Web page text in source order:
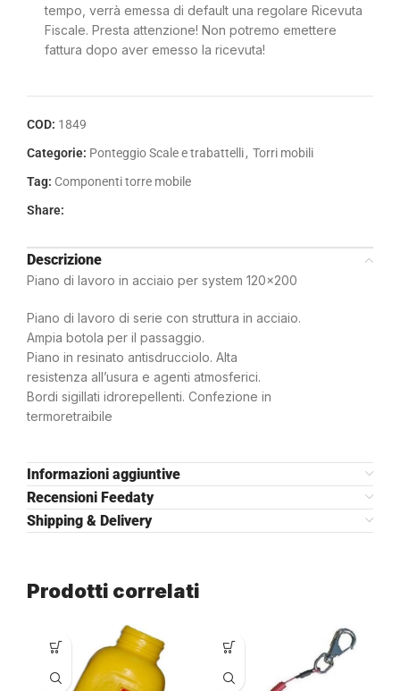
tempo, verrà emessa di default una regolare Ricevuta
Fiscale. Presta attenzione! Non potremo emettere
fattura dopo aver emesso la ricevuta!
COD: 1849
Categorie: Ponteggio Scale e trabattelli, Torri mobili
Tag: Componenti torre mobile
Share:
Descrizione
Piano di lavoro in acciaio per system 120×200
Piano di lavoro di serie con struttura in acciaio.
Ampia botola per il passaggio.
Piano in resinato antisdrucciolo. Alta
resistenza all’usura e agenti atmosferici.
Bordi sigillati idrorepellenti. Confezione in
termoretraibile
Informazioni aggiuntive
Recensioni Feedaty
Shipping & Delivery
Prodotti correlati